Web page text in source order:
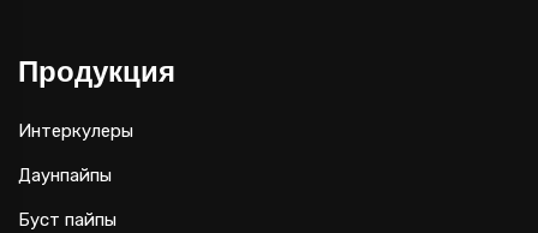
Продукция
Интеркулеры
Даунпайпы
Буст пайпы